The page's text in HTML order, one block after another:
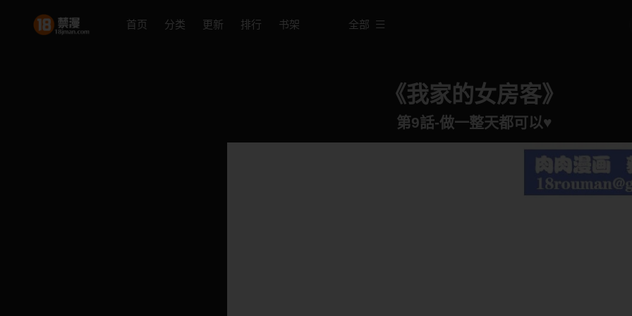
首页 分类 更新 排行 书架 全部
《我家的女房客》
第9話-做一整天都可以♥